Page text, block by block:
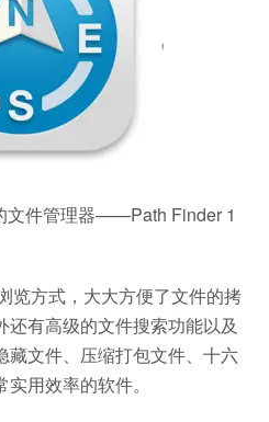
文件管理器——Path Finder 1
览方式，大大方便了文件的拷
还有高级的文件搜索功能以及
藏文件、压缩打包文件、十六
用效率的软件。